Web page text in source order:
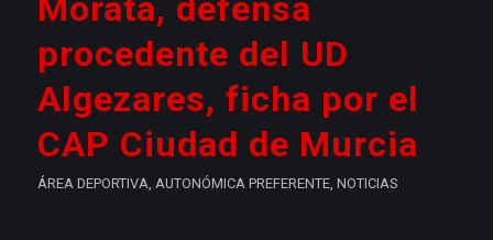
Morata, defensa
procedente del UD
Algezares, ficha por el
CAP Ciudad de Murcia
ÁREA DEPORTIVA AUTONÓMICA PREFERENTE, NOTICIAS